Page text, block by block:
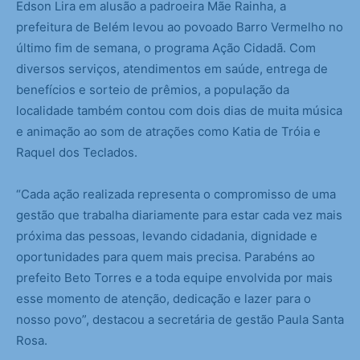
Edson Lira em alusão a padroeira Mãe Rainha, a
prefeitura de Belém levou ao povoado Barro Vermelho no
último fim de semana, o programa Ação Cidadã. Com
diversos serviços, atendimentos em saúde, entrega de
benefícios e sorteio de prêmios, a população da
localidade também contou com dois dias de muita música
e animação ao som de atrações como Katia de Tróia e
Raquel dos Teclados.
“Cada ação realizada representa o compromisso de uma
gestão que trabalha diariamente para estar cada vez mais
próxima das pessoas, levando cidadania, dignidade e
oportunidades para quem mais precisa. Parabéns ao
prefeito Beto Torres e a toda equipe envolvida por mais
esse momento de atenção, dedicação e lazer para o
nosso povo”, destacou a secretária de gestão Paula Santa
Rosa.